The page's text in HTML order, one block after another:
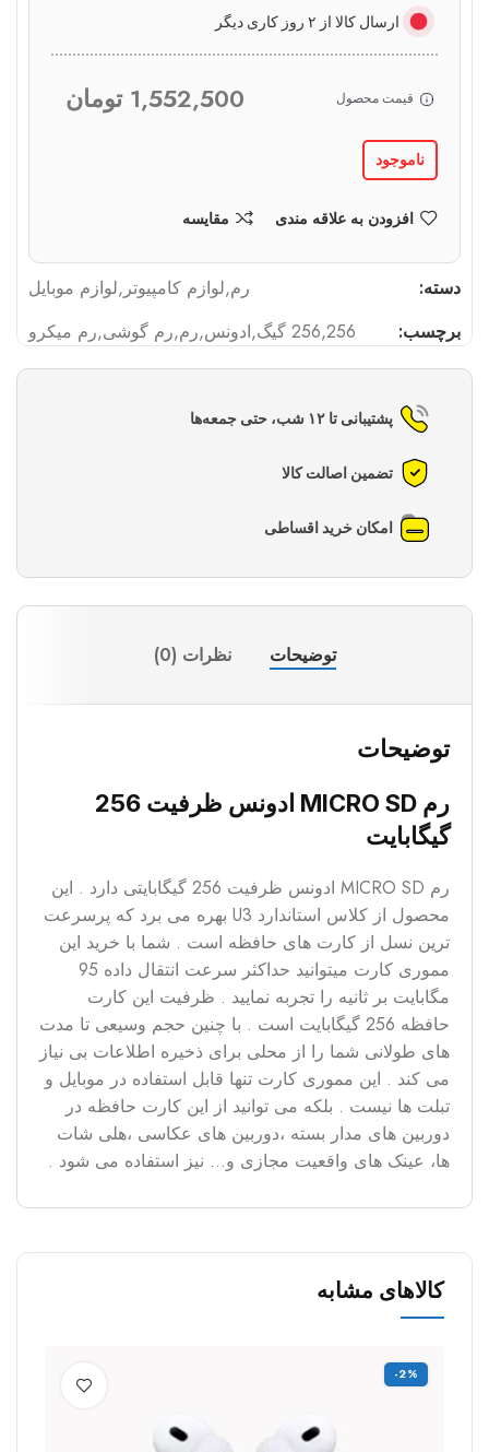
ارسال کالا از ۲ روز کاری دیگر
قیمت محصول 1,552,500 تومان
ناموجود
افزودن به علاقه مندی مقایسه
دسته: رم,لوازم کامپیوتر ,لوازم موبایل
برچسب:
256
,256 گیگ ,ادونس,رم,رم گوشی,رم میکرو
پشتیبانی تا ۱۲ شب، حتی جمعه‌ها
تضمین اصالت کالا
امکان خرید اقساطی
توضیحات نظرات (0)
توضیحات
رم MICRO SD ادونس ظرفیت 256
گیگابایت
رم MICRO SD ادونس ظرفیت 256 گیگابایتی دارد . این
محصول از کلاس استاندارد U3 بهره می برد که پرسرعت
ترین نسل از کارت های حافظه است . شما با خرید این
مموری کارت میتوانید حداکثر سرعت انتقال داده 95
مگابایت بر ثانیه را تجربه نمایید . ظرفیت این کارت
حافظه 256 گیگابایت است . با چنین حجم وسیعی تا مدت
های طولانی شما را از محلی برای ذخیره اطلاعات بی نیاز
می کند . این مموری کارت تنها قابل استفاده در موبایل و
تبلت ها نیست . بلکه می توانید از این کارت حافظه در
دوربین های مدار بسته ،دوربین های عکاسی ،هلی شات
ها، عینک های واقعیت مجازی و… نیز استفاده می شود .
کالاهای مشابه
-2%